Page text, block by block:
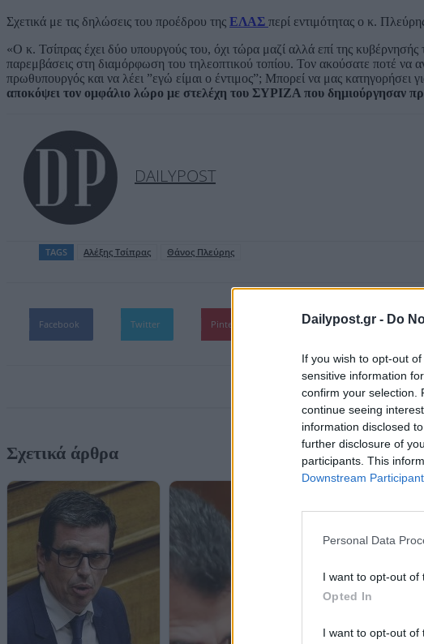
Dailypost.gr - Do
If you wish to opt-out
sensitive information
confirm your selection.
continue seeing
information disclosed
further disclosure of
participants. This
Downstream
Personal Data
I want to opt-out of
Opted In
I want to opt-out of
Σχετικά με τις δηλώσεις του προέδρου της ΕΛΑΣ περί εντιμότητας ο κ.
«Ο κ. Τσίπρας έχει δύο υπουργούς του, όχι τώρα μαζί αλλά επί της
παρεμβάσεις στη διαμόρφωση του τηλεοπτικού τοπίου. Τον ακούσατε ποτέ να
πρωθυπουργός και να λέει ”εγώ είμαι ο έντιμος”; Μπορεί να μας κατηγορήσει
αποκόψει τον ομφάλιο λώρο με στελέχη του ΣΥΡΙΖΑ που δημιούργησαν
DAILYPOST
TAGS Aλέξης Τσίπρας Θάνος Πλεύρης
Facebook Twitter Pinterest WhatsApp
Σχετικά άρθρα